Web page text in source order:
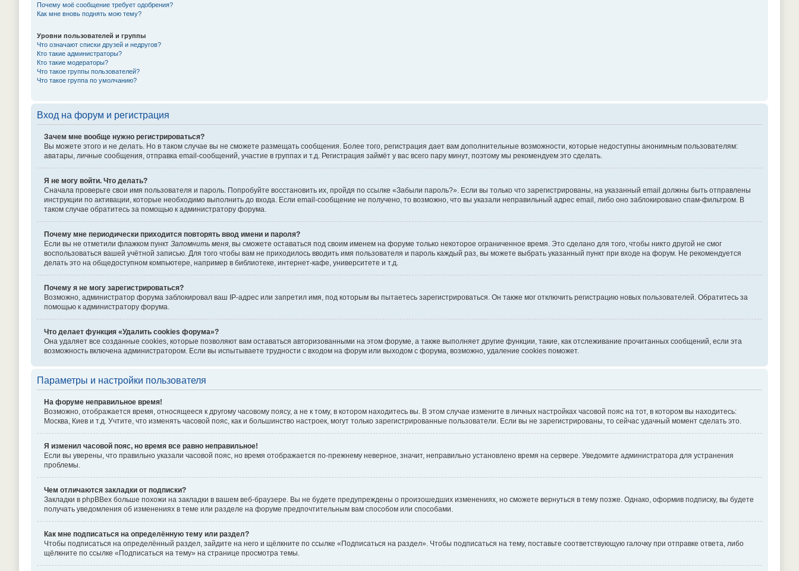
Почему моё сообщение требует одобрения?
Как мне вновь поднять мою тему?
Уровни пользователей и группы
Что означают списки друзей и недругов?
Кто такие администраторы?
Кто такие модераторы?
Что такое группы пользователей?
Что такое группа по умолчанию?
Вход на форум и регистрация
Зачем мне вообще нужно регистрироваться?
Вы можете этого и не делать. Но в таком случае вы не сможете размещать сообщения. Более того, регистрация дает вам дополнительные возможности, которые недоступны анонимным пользователям:
аватары, личные сообщения, отправка email-сообщений, участие в группах и т.д. Регистрация займёт у вас всего пару минут, поэтому мы рекомендуем это сделать.
Я не могу войти. Что делать?
Сначала проверьте свои имя пользователя и пароль. Попробуйте восстановить их, пройдя по ссылке «Забыли пароль?». Если вы только что зарегистрированы, на указанный email должны быть отправлены
инструкции по активации, которые необходимо выполнить до входа. Если email-сообщение не получено, то возможно, что вы указали неправильный адрес email, либо оно заблокировано спам-фильтром. В
таком случае обратитесь за помощью к администратору форума.
Почему мне периодически приходится повторять ввод имени и пароля?
Если вы не отметили флажком пункт Запомнить меня, вы сможете оставаться под своим именем на форуме только некоторое ограниченное время. Это сделано для того, чтобы никто другой не смог
воспользоваться вашей учётной записью. Для того чтобы вам не приходилось вводить имя пользователя и пароль каждый раз, вы можете выбрать указанный пункт при входе на форум. Не рекомендуется
делать это на общедоступном компьютере, например в библиотеке, интернет-кафе, университете и т.д.
Почему я не могу зарегистрироваться?
Возможно, администратор форума заблокировал ваш IP-адрес или запретил имя, под которым вы пытаетесь зарегистрироваться. Он также мог отключить регистрацию новых пользователей. Обратитесь за
помощью к администратору форума.
Что делает функция «Удалить cookies форума»?
Она удаляет все созданные cookies, которые позволяют вам оставаться авторизованными на этом форуме, а также выполняет другие функции, такие, как отслеживание прочитанных сообщений, если эта
возможность включена администратором. Если вы испытываете трудности с входом на форум или выходом с форума, возможно, удаление cookies поможет.
Параметры и настройки пользователя
На форуме неправильное время!
Возможно, отображается время, относящееся к другому часовому поясу, а не к тому, в котором находитесь вы. В этом случае измените в личных настройках часовой пояс на тот, в котором вы находитесь:
Москва, Киев и т.д. Учтите, что изменять часовой пояс, как и большинство настроек, могут только зарегистрированные пользователи. Если вы не зарегистрированы, то сейчас удачный момент сделать это.
Я изменил часовой пояс, но время все равно неправильное!
Если вы уверены, что правильно указали часовой пояс, но время отображается по-прежнему неверное, значит, неправильно установлено время на сервере. Уведомите администратора для устранения
проблемы.
Чем отличаются закладки от подписки?
Закладки в phpBBex больше похожи на закладки в вашем веб-браузере. Вы не будете предупреждены о произошедших изменениях, но сможете вернуться в тему позже. Однако, оформив подписку, вы будете
получать уведомления об изменениях в теме или разделе на форуме предпочтительным вам способом или способами.
Как мне подписаться на определённую тему или раздел?
Чтобы подписаться на определённый раздел, зайдите на него и щёлкните по ссылке «Подписаться на раздел». Чтобы подписаться на тему, поставьте соответствующую галочку при отправке ответа, либо
щёлкните по ссылке «Подписаться на тему» на странице просмотра темы.